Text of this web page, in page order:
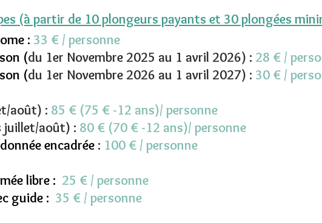
(à partir de 10 plongeurs payants et 30 plongées
: 33 € / personne
(du 1er Novembre 2025 au 1 avril 2026) : 28 € /
(du 1er Novembre 2026 au 1 avril 2027) : 30 € /
août) : 85 € (75 € -12 ans)/ personne
juillet/août) : 80 € (70 € -12 ans)/ personne
encadrée : 100 € / personne
libre : 25 € / personne
guide : 35 € / personne